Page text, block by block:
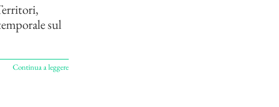
sul
Continua a leggere